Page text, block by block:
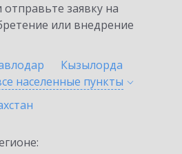
заявку на
или внедрение
Кызылорда
населенные пункты